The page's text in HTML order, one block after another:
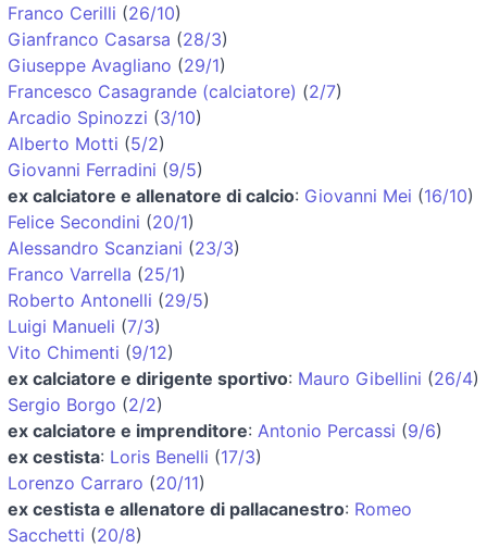
Franco Cerilli (26/10)
Gianfranco Casarsa (28/3)
Giuseppe Avagliano (29/1)
Francesco Casagrande (calciatore) (2/7)
Arcadio Spinozzi (3/10)
Alberto Motti (5/2)
Giovanni Ferradini (9/5)
ex calciatore e allenatore di calcio: Giovanni Mei (16/10)
Felice Secondini (20/1)
Alessandro Scanziani (23/3)
Franco Varrella (25/1)
Roberto Antonelli (29/5)
Luigi Manueli (7/3)
Vito Chimenti (9/12)
ex calciatore e dirigente sportivo: Mauro Gibellini (26/4)
Sergio Borgo (2/2)
ex calciatore e imprenditore: Antonio Percassi (9/6)
ex cestista: Loris Benelli (17/3)
Lorenzo Carraro (20/11)
ex cestista e allenatore di pallacanestro: Romeo
Sacchetti (20/8)